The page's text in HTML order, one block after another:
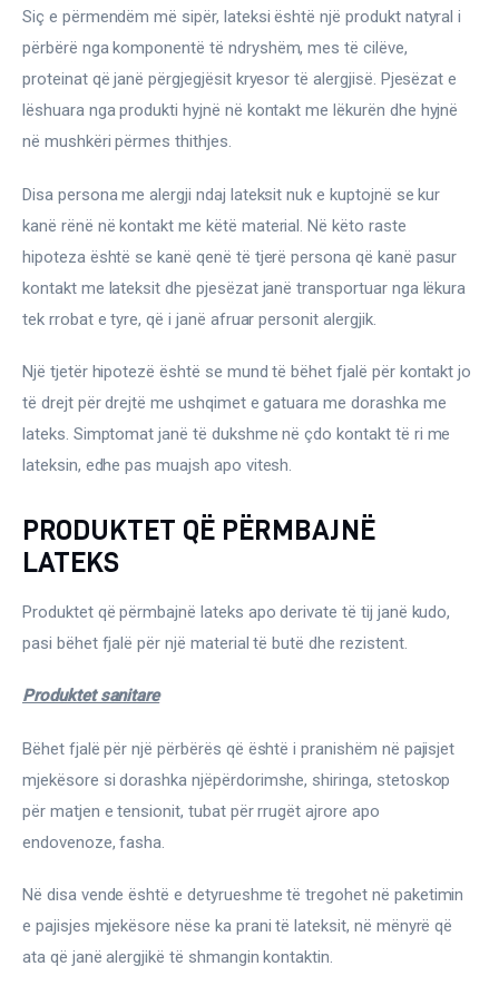
Siç e përmendëm më sipër, lateksi është një produkt natyral i
përbërë nga komponentë të ndryshëm, mes të cilëve,
proteinat që janë përgjegjësit kryesor të alergjisë. Pjesëzat e
lëshuara nga produkti hyjnë në kontakt me lëkurën dhe hyjnë
në mushkëri përmes thithjes.
Disa persona me alergji ndaj lateksit nuk e kuptojnë se kur
kanë rënë në kontakt me këtë material. Në këto raste
hipoteza është se kanë qenë të tjerë persona që kanë pasur
kontakt me lateksit dhe pjesëzat janë transportuar nga lëkura
tek rrobat e tyre, që i janë afruar personit alergjik.
Një tjetër hipotezë është se mund të bëhet fjalë për kontakt jo
të drejt për drejtë me ushqimet e gatuara me dorashka me
lateks. Simptomat janë të dukshme në çdo kontakt të ri me
lateksin, edhe pas muajsh apo vitesh.
PRODUKTET QË PËRMBAJNË
LATEKS
Produktet që përmbajnë lateks apo derivate të tij janë kudo,
pasi bëhet fjalë për një material të butë dhe rezistent.
Produktet sanitare
Bëhet fjalë për një përbërës që është i pranishëm në pajisjet
mjekësore si dorashka njëpërdorimshe, shiringa, stetoskop
për matjen e tensionit, tubat për rrugët ajrore apo
endovenoze, fasha.
Në disa vende është e detyrueshme të tregohet në paketimin
e pajisjes mjekësore nëse ka prani të lateksit, në mënyrë që
ata që janë alergjikë të shmangin kontaktin.